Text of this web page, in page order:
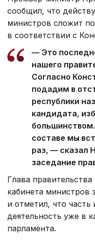
сообщил, что
министров сложит
в соответствии с
— Это
нашего
Согласно
подадим в
республики
кандидата,
составе мы
раз, — сказал
заседание
Глава
кабинета министров
и отметил, что
деятельность уже в
парламента.